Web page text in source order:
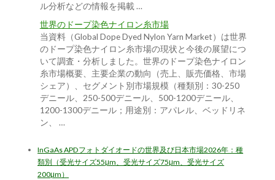
ル分析などの情報を掲載 …
世界のドープ染色ナイロン糸市場
当資料（Global Dope Dyed Nylon Yarn Market）は世界
のドープ染色ナイロン糸市場の現状と今後の展望につ
いて調査・分析しました。世界のドープ染色ナイロン
糸市場概要、主要企業の動向（売上、販売価格、市場
シェア）、セグメント別市場規模（種類別：30-250
デニール、250-500デニール、500-1200デニール、
1200-1300デニール；用途別：アパレル、ベッドリネ
ン、 …
InGaAs APDフォトダイオードの世界及び日本市場2026年：種
類別（受光サイズ55μm、受光サイズ75μm、受光サイズ
200μm）